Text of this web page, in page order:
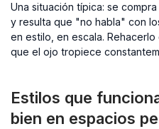
Una situación típica: se
y resulta que "no habla" con
en estilo, en escala.
que el ojo tropiece
Estilos que
bien en espacios